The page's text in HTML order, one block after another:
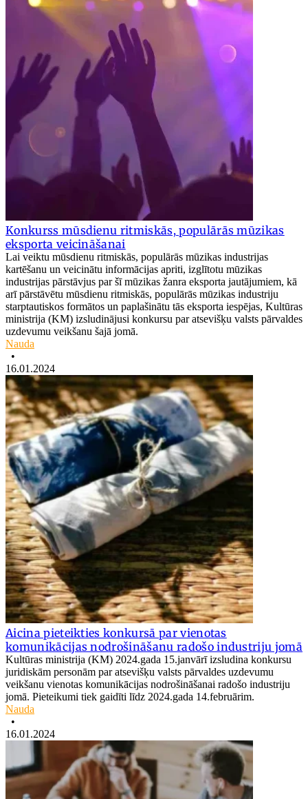
Konkurss mūsdienu ritmiskās, populārās mūzikas
eksporta veicināšanai
Lai veiktu mūsdienu ritmiskās, populārās mūzikas industrijas
kartēšanu un veicinātu informācijas apriti, izglītotu mūzikas
industrijas pārstāvjus par šī mūzikas žanra eksporta jautājumiem, kā
arī pārstāvētu mūsdienu ritmiskās, populārās mūzikas industriju
starptautiskos formātos un paplašinātu tās eksporta iespējas, Kultūras
ministrija (KM) izsludinājusi konkursu par atsevišķu valsts pārvaldes
uzdevumu veikšanu šajā jomā.
Nauda
•
16.01.2024
Aicina pieteikties konkursā par vienotas
komunikācijas nodrošināšanu radošo industriju jomā
Kultūras ministrija (KM) 2024.gada 15.janvārī izsludina konkursu
juridiskām personām par atsevišķu valsts pārvaldes uzdevumu
veikšanu vienotas komunikācijas nodrošināšanai radošo industriju
jomā. Pieteikumi tiek gaidīti līdz 2024.gada 14.februārim.
Nauda
•
16.01.2024